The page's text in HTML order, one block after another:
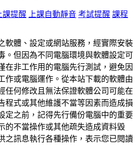
課提醒 上課自動靜音 考試提醒 課程
軟體、設定或網站服務，經實際安裝
。但因為不同電腦環境與軟體設定可
在非工作用的電腦先行測試，避免因
作或電腦運作。從本站下載的軟體由
任何修改且無法保證軟體公司可能在
程式或其他維護不當等因素而造成損
定之前，記得先行備份電腦中的重要
的不當操作或其他疏失造成資料毀
之訊息執行各種操作，表示您已閱讀